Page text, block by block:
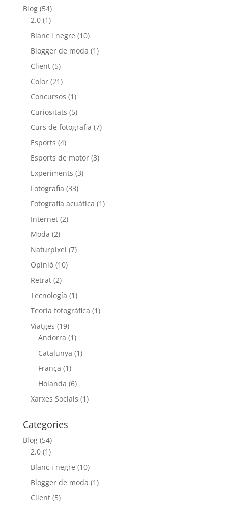
Blog(54)
2.0(1)
Blanc i negre (10)
Blogger de moda (1)
Client(5)
Color(21)
Concursos (1)
Curiositats (5)
Curs de fotografia (7)
Esports (4)
Esports de motor(3)
Experiments (3)
Fotografia (33)
Fotografia acuàtica (1)
Internet(2)
Moda (2)
Naturpixel (7)
Opinió(10)
Retrat(2)
Tecnología (1)
Teoría fotográfica (1)
Viatges (19)
Andorra (1)
Catalunya (1)
França (1)
Holanda (6)
Xarxes Socials (1)
Categories
Blog(54)
2.0(1)
Blanc i negre (10)
Blogger de moda (1)
Client(5)